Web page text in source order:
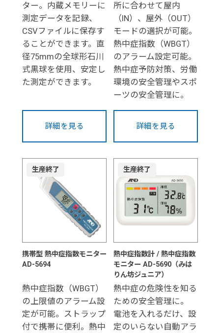
ター。内蔵メモリーに
測定データを記録、
CSVファイルに保存す
ることができます。直
径75mmの全球形石川
式黒球を使用、安定し
た測定ができます。
詳細を見る
所に合わせて屋内
（IN）、屋外（OUT）
モードの選択が可能。
熱中症指数（WBGT）
のアラーム設定可能。
熱中症予防対策、労働
環境の安全管理やスポ
ーツの安全管理に。
詳細を見る
生産終了
携帯型 熱中症指数モニター
AD-5694
熱中症指数（WBGT）
の上限値のアラーム設
定が可能。ストラップ
付で携帯に便利。熱中
生産終了
熱中症指数計 / 熱中症指数
モニター AD-5690（みは
りん坊ジュニア）
熱中症の危険性を知る
ための安全管理に。
電池を入れるだけ、設
定のいらない自動アラ